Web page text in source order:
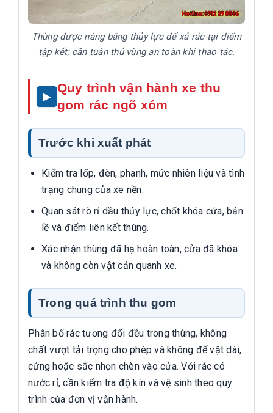
Thùng được nâng bằng thủy lực để xả rác tại điểm
tập kết; cần tuân thủ vùng an toàn khi thao tác.
Quy trình vận hành xe thu
gom rác ngõ xóm
Trước khi xuất phát
Kiểm tra lốp, đèn, phanh, mức nhiên liệu và tình
trạng chung của xe nền.
Quan sát rò rỉ dầu thủy lực, chốt khóa cửa, bản
lề và điểm liên kết thùng.
Xác nhận thùng đã hạ hoàn toàn, cửa đã khóa
và không còn vật cản quanh xe.
Trong quá trình thu gom
Phân bố rác tương đối đều trong thùng, không
chất vượt tải trọng cho phép và không để vật dài,
cứng hoặc sắc nhọn chèn vào cửa. Với rác có
nước rỉ, cần kiểm tra độ kín và vệ sinh theo quy
trình của đơn vị vận hành.